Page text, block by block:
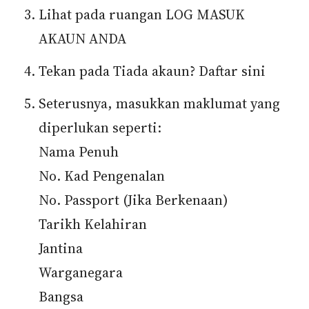
Lihat pada ruangan LOG MASUK
AKAUN ANDA
Tekan pada Tiada akaun? Daftar sini
Seterusnya, masukkan maklumat yang
diperlukan seperti:
Nama Penuh
No. Kad Pengenalan
No. Passport (Jika Berkenaan)
Tarikh Kelahiran
Jantina
Warganegara
Bangsa